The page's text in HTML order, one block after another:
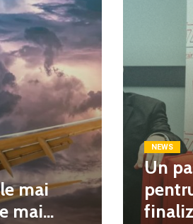
mai
mai...
NEWS
Un